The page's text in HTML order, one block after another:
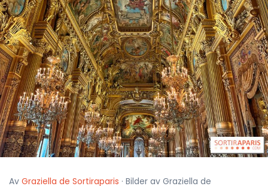
Av Graziella de Sortiraparis · Bilder av Graziella de